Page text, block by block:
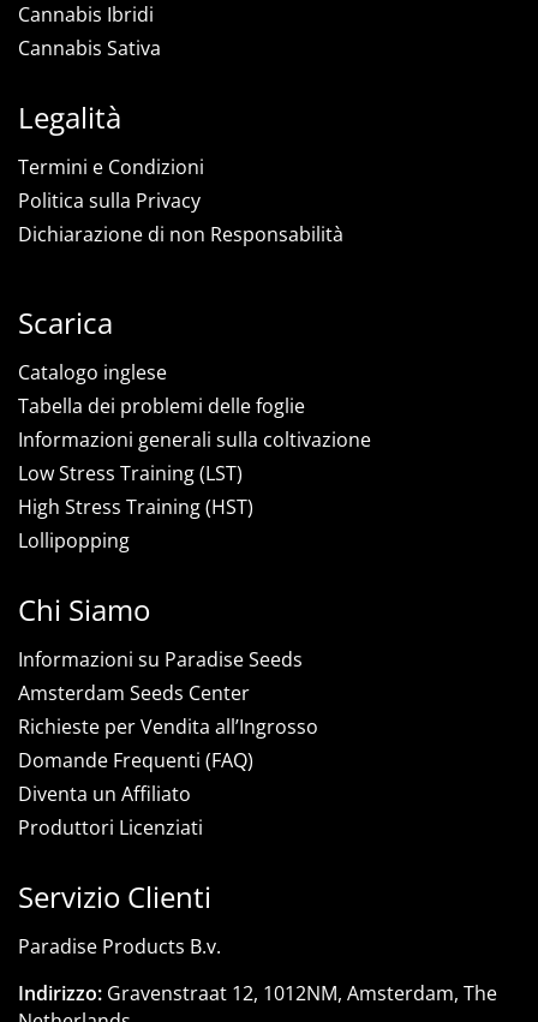
Cannabis Ibridi
Cannabis Sativa
Legalità
Termini e Condizioni
Politica sulla Privacy
Dichiarazione di non Responsabilità
Scarica
Catalogo inglese
Tabella dei problemi delle foglie
Informazioni generali sulla coltivazione
Low Stress Training (LST)
High Stress Training (HST)
Lollipopping
Chi Siamo
Informazioni su Paradise Seeds
Amsterdam Seeds Center
Richieste per Vendita all’Ingrosso
Domande Frequenti (FAQ)
Diventa un Affiliato
Produttori Licenziati
Servizio Clienti
Paradise Products B.v.
Indirizzo: Gravenstraat 12, 1012NM, Amsterdam, The